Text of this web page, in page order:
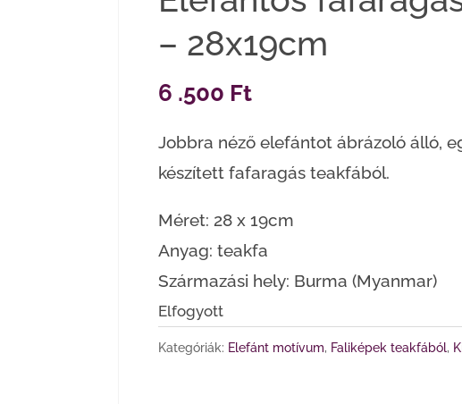
– 28x19cm
6 .500 Ft
Jobbra néző elefántot ábrázoló álló,
készített fafaragás teakfából.
Méret: 28 x 19cm
Anyag: teakfa
Származási hely: Burma (Myanmar)
Elfogyott
Kategóriák: Elefánt motívum, Faliképek teakfából,